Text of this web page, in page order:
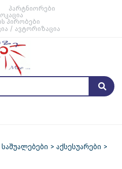
პარტნიორები
პირობები
/ ავტორიზაცია
აქსესუარები